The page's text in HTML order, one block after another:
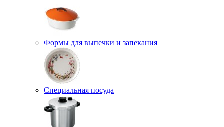
Формы для выпечки и запекания
Специальная посуда